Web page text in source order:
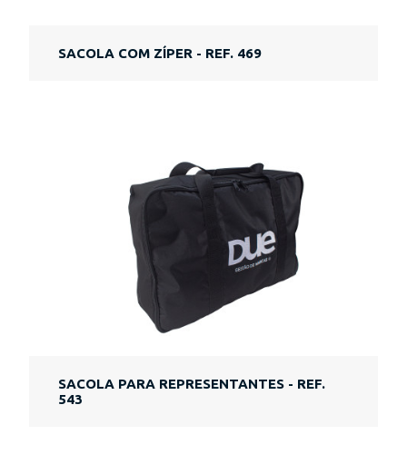
SACOLA COM ZÍPER - REF. 469
SACOLA PARA REPRESENTANTES - REF.
543